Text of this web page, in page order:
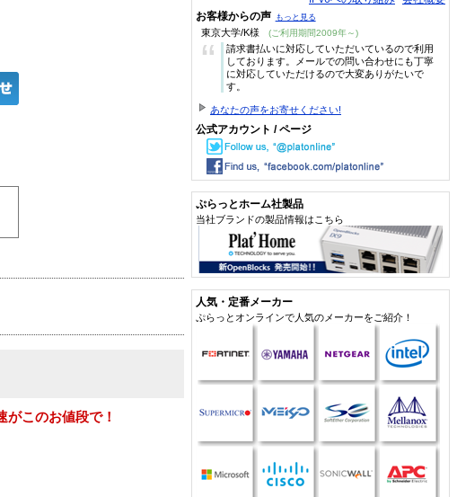
このお値段で！
お客様からの声 もっと見る
東京大学/K様 (ご利用期間2009年～)
“
請求書払いに対応していただいているので利用
しております。メールでの問い合わせにも丁寧
に対応していただけるので大変ありがたいで
す。
あなたの声をお寄せください!
公式アカウント / ページ
ぷらっとホーム社製品
当社ブランドの製品情報はこちら
人気・定番メーカー
ぷらっとオンラインで人気のメーカーをご紹介！